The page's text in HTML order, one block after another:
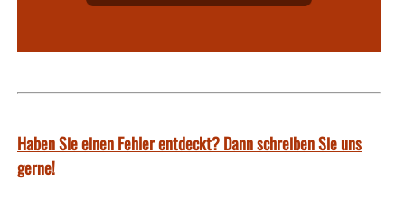
Haben Sie einen Fehler entdeckt? Dann schreiben Sie uns
gerne!